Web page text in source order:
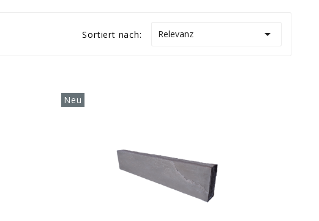
Sortiert nach: Relevanz 
Neu